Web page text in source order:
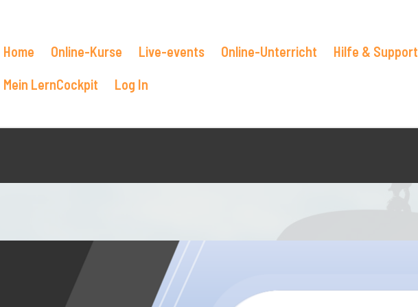
Home Online-Kurse Live-events Online-Unterricht Hilfe & Support
Mein LernCockpit
Log In